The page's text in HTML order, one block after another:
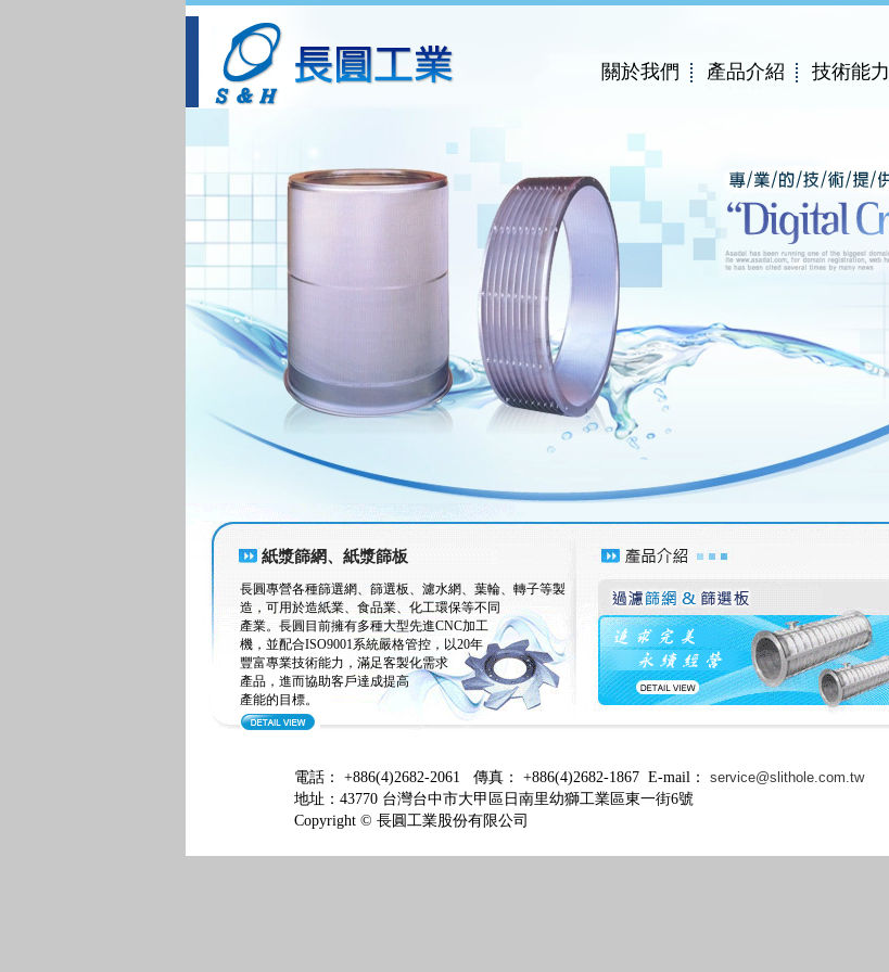
關於我們 產品介紹 技術能力
紙漿篩網、紙漿篩板
長圓專營各種篩選網、篩選板、濾水網、葉輪、轉子等製
造，可用於造紙業、食品業、化工環保等不同
產業。長圓目前擁有多種大型先進CNC加工
機，並配合ISO9001系統嚴格管控，以20年
豐富專業技術能力，滿足客製化需求
產品，進而協助客戶達成提高
產能的目標。
電話： +886(4)2682-2061 傳真： +886(4)2682-1867 E-mail： service@slithole.com.tw
地址：43770 台灣台中市大甲區日南里幼獅工業區東一街6號
Copyright © 長圓工業股份有限公司